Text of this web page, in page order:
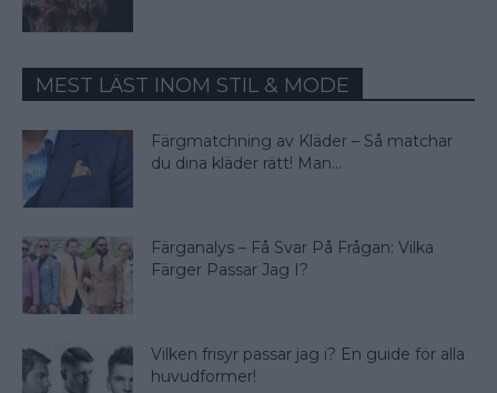
MEST LÄST INOM STIL & MODE
Färgmatchning av Kläder – Så matchar
du dina kläder rätt! Man...
Färganalys – Få Svar På Frågan: Vilka
Färger Passar Jag I?
Vilken frisyr passar jag i? En guide för alla
huvudformer!